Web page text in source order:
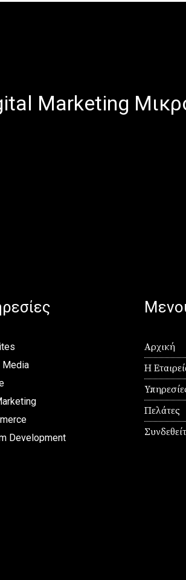
Marketing
Media
Development
Αρχική
Η
Πελάτες